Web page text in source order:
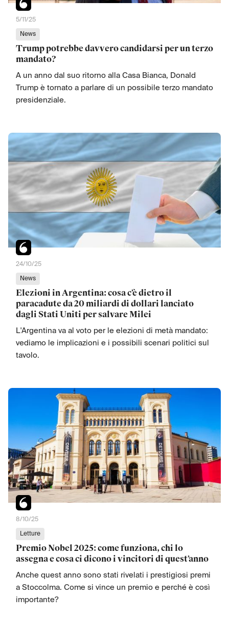
5/11/25
News
Trump potrebbe davvero candidarsi per un terzo
mandato?
A un anno dal suo ritorno alla Casa Bianca, Donald
Trump è tornato a parlare di un possibile terzo mandato
presidenziale.
24/10/25
News
Elezioni in Argentina: cosa c’è dietro il
paracadute da 20 miliardi di dollari lanciato
dagli Stati Uniti per salvare Milei
L'Argentina va al voto per le elezioni di metà mandato:
vediamo le implicazioni e i possibili scenari politici sul
tavolo.
8/10/25
Letture
Premio Nobel 2025: come funziona, chi lo
assegna e cosa ci dicono i vincitori di quest’anno
Anche quest anno sono stati rivelati i prestigiosi premi
a Stoccolma. Come si vince un premio e perché è così
importante?